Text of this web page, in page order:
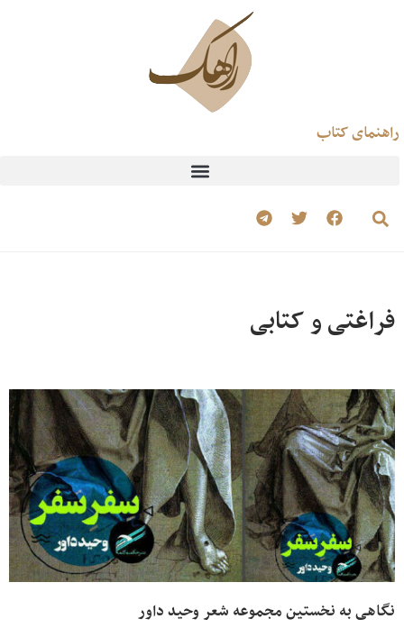
راهنمای کتاب
فراغتی و کتابی
نگاهی به نخستین مجموعه شعر وحید داور